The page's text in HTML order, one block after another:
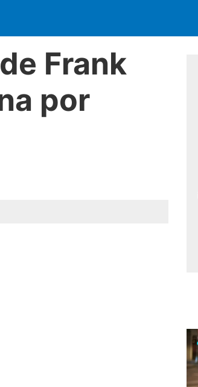
Frank
por